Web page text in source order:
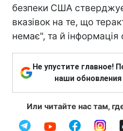
безпеки США
вказівок на те, що
немає", та й інформація
Не упустите главное!
наши обновления
Или читайте нас там,